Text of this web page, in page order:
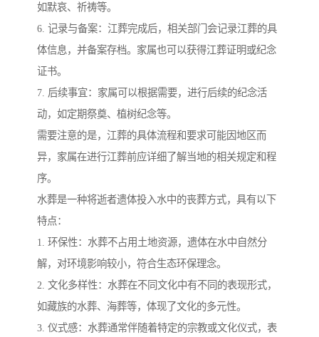
如默哀、祈祷等。
6. 记录与备案：江葬完成后，相关部门会记录江葬的具
体信息，并备案存档。家属也可以获得江葬证明或纪念
证书。
7. 后续事宜：家属可以根据需要，进行后续的纪念活
动，如定期祭奠、植树纪念等。
需要注意的是，江葬的具体流程和要求可能因地区而
异，家属在进行江葬前应详细了解当地的相关规定和程
序。
水葬是一种将逝者遗体投入水中的丧葬方式，具有以下
特点：
1. 环保性：水葬不占用土地资源，遗体在水中自然分
解，对环境影响较小，符合生态环保理念。
2. 文化多样性：水葬在不同文化中有不同的表现形式，
如藏族的水葬、海葬等，体现了文化的多元性。
3. 仪式感：水葬通常伴随着特定的宗教或文化仪式，表